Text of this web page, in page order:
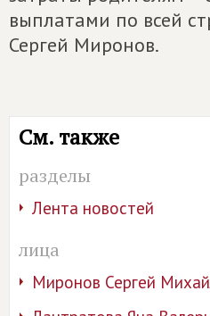
выплатами по всей
Сергей Миронов.
См. также
разделы
Лента новостей
лица
Миронов Сергей